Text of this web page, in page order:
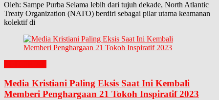
Oleh: Sampe Purba Selama lebih dari tujuh dekade, North Atlantic
Treaty Organization (NATO) berdiri sebagai pilar utama keamanan
kolektif di
Media Kristiani Paling Eksis Saat Ini Kembali
Memberi Penghargaan 21 Tokoh Inspiratif 2023